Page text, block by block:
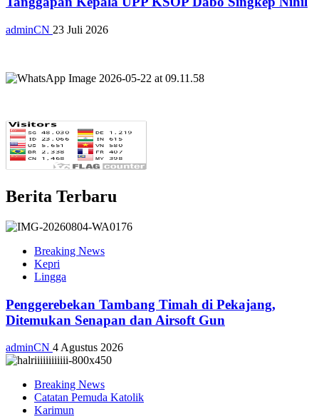
adminCN 23 Juli 2026
Berita Terbaru
Breaking News
Kepri
Lingga
Penggerebekan Tambang Timah di Pekajang,
Ditemukan Senapan dan Airsoft Gun
adminCN 4 Agustus 2026
Breaking News
Catatan Pemuda Katolik
Karimun